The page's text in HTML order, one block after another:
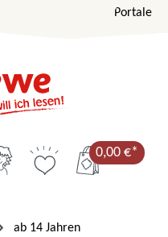
Portale
0,00 €*
ab 14 Jahren